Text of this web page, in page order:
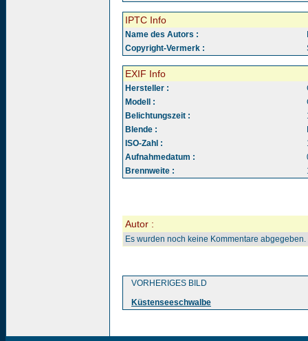
IPTC Info
Name des Autors :
Copyright-Vermerk :
EXIF Info
Hersteller :
Modell :
Belichtungszeit :
Blende :
ISO-Zahl :
Aufnahmedatum :
Brennweite :
Autor :
Es wurden noch keine Kommentare abgegeben.
VORHERIGES BILD
Küstenseeschwalbe